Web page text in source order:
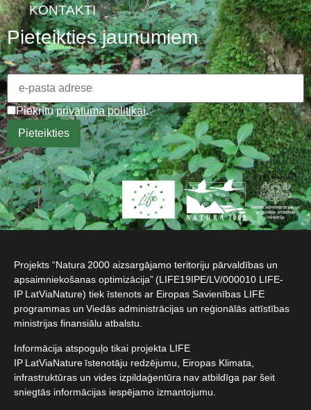
KONTAKTI
Pieteikties jaunumiem
Piekrītuprivātuma politikai.
Projekts “Natura 2000 aizsargājamo teritoriju pārvaldības un
apsaimniekošanas optimizācija” (LIFE19IPE/LV/000010 LIFE-
IP LatViaNature) tiek īstenots ar Eiropas Savienības LIFE
programmas un Viedās administrācijas un reģionālās attīstības
ministrijas finansiālu atbalstu.​
Informācija atspoguļo tikai projekta LIFE
IP LatViaNature īstenotāju redzējumu, Eiropas Klimata,
infrastruktūras un vides izpildaģentūra nav atbildīga par šeit
sniegtās informācijas iespējamo izmantojumu.​